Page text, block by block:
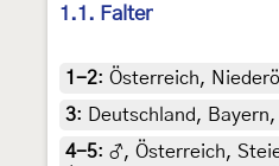
1.1. Falter
1-2: Österreich,
3: Deutschland,
4-5: ♂, Österreich,